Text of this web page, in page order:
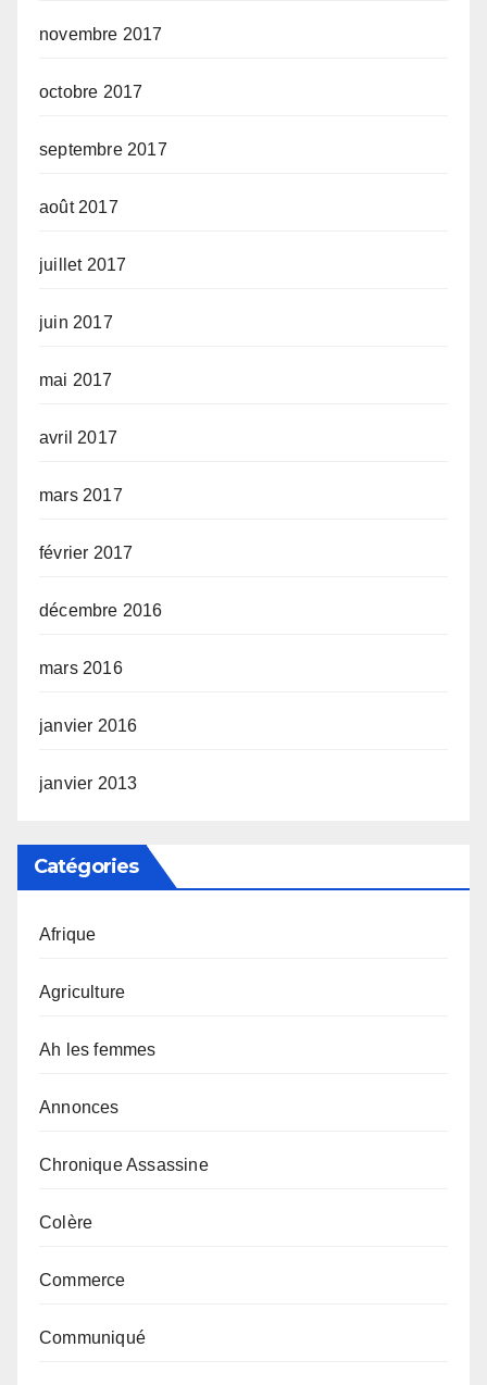
novembre 2017
octobre 2017
septembre 2017
août 2017
juillet 2017
juin 2017
mai 2017
avril 2017
mars 2017
février 2017
décembre 2016
mars 2016
janvier 2016
janvier 2013
Catégories
Afrique
Agriculture
Ah les femmes
Annonces
Chronique Assassine
Colère
Commerce
Communiqué